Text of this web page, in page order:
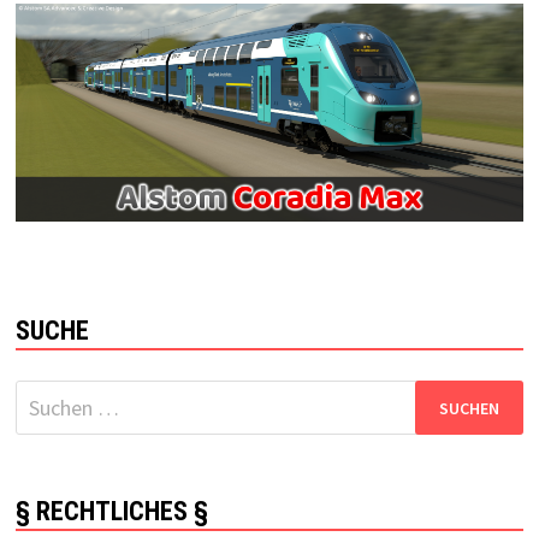
SUCHE
Suchen
nach:
§ RECHTLICHES §